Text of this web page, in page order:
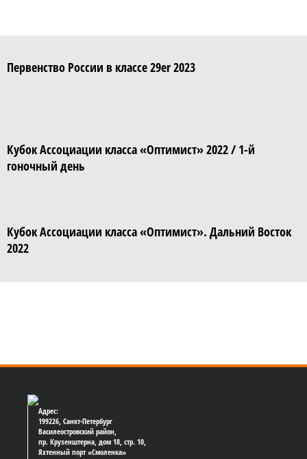
Первенство России в классе 29er 2023
Кубок Ассоциации класса «Оптимист» 2022 / 1-й
гоночный день
Кубок Ассоциации класса «Оптимист». Дальний Восток
2022
Адрес:
199226, Санкт-Петербург
Василеостровский район,
пр. Крузенштерна, дом 18, стр. 10,
Яхтенный порт «Смоленка»